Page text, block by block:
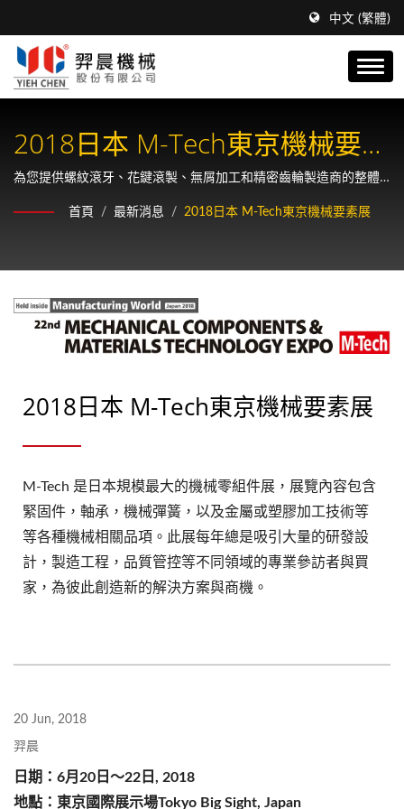
中文 (繁體)
2018日本 M-Tech東京機械要素
展
為您提供螺紋滾牙、花鍵滾製、無屑加工和精密齒輪製造商的整體
首頁 / 最新消息 / 2018日本 M-Tech東京機械要素展
2018日本 M-Tech東京機械要素展
M-Tech 是日本規模最大的機械零組件展，展覽內容包含
緊固件，軸承，機械彈簧，以及金屬或塑膠加工技術等
等各種機械相關品項。此展每年總是吸引大量的研發設
計，製造工程，品質管控等不同領域的專業參訪者與買
家，為彼此創造新的解決方案與商機。
20 Jun, 2018
羿晨
日期：6月20日～22日, 2018
地點：東京國際展示場Tokyo Big Sight, Japan